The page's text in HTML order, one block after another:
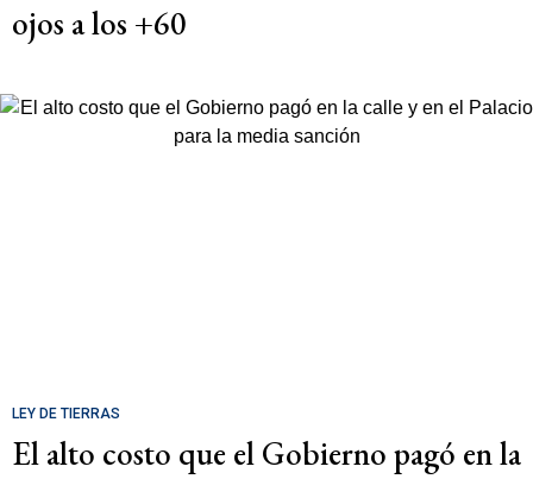
ojos a los +60
LEY DE TIERRAS
El alto costo que el Gobierno pagó en la